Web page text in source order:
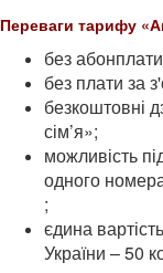
Переваги тарифу
без
без плати за
безкоштовні
сім’я»;
можливість
одного
;
єдина
України – 50